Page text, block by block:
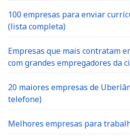
100 empresas para enviar
(lista completa)
Empresas que mais contratam
com grandes empregadores da
20 maiores empresas de
telefone)
Melhores empresas para